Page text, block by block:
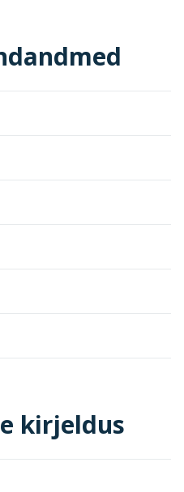
kirjeldus